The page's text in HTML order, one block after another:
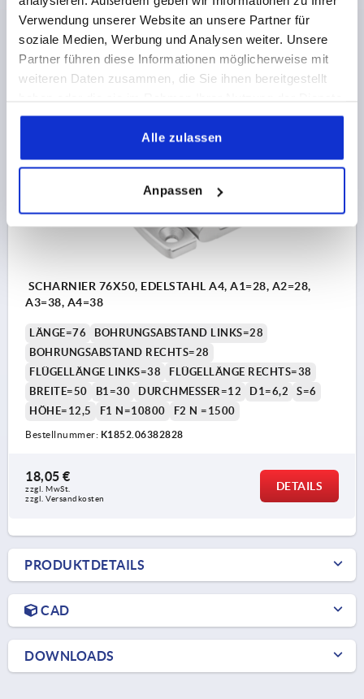
Verwendung unserer Website an unsere Partner für
soziale Medien, Werbung und Analysen weiter. Unsere
Partner führen diese Informationen möglicherweise mit
weiteren Daten zusammen, die Sie ihnen bereitgestellt
gesammelt haben.
Alle zulassen
Anpassen
HÖHE=12,5 F1 N=10800 F2 N =1500
Bestellnummer:K1852.06252815
17,12 €
DETAILS
SCHARNIER 76X50, EDELSTAHL A4, A1=28, A2=28,
A3=38, A4=38
LÄNGE=76
BOHRUNGSABSTAND LINKS=28
BOHRUNGSABSTAND RECHTS=28
FLÜGELLÄNGE LINKS=38
FLÜGELLÄNGE RECHTS=38
BREITE=50
B1=30 DURCHMESSER=12 D1=6,2
S=6
HÖHE=12,5
F1 N=10800 F2 N =1500
Bestellnummer: K1852.06382828
18,05 €
zzgl. MwSt.
zzgl. Versandkosten
DETAILS
PRODUKTDETAILS
CAD
DOWNLOADS